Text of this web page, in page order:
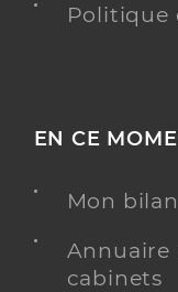
Politique
EN CE
Mon
Annuaire
cabinets